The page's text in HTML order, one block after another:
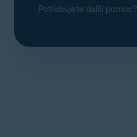
Potřebujete další pomoc?